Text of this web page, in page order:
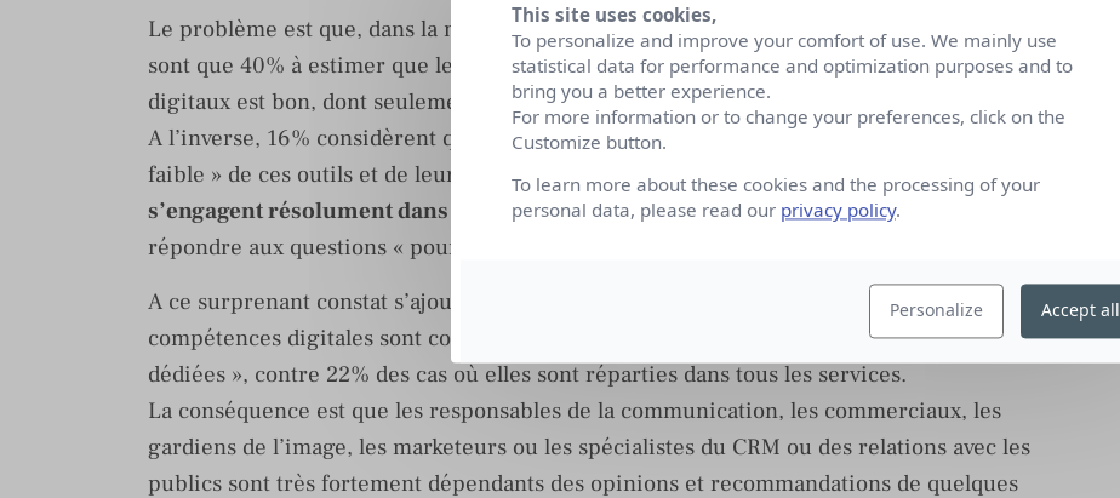
Le problème est que, dans la même étude, les décisionnaires chez les annonceurs ne
sont que 40% à estimer que leur niveau personnel de connaissance et d’usage des outils
digitaux est bon, dont seulement 5% pour l’item « très bon ».
A l’inverse, 16% considèrent qu’ils ont un niveau de connaissance « médiocre » ou « très
faible » de ces outils et de leurs utilisations. En résumé :4 décideurs sur 10 seulement
s’engagent résolument dans la communication numériqueen sachant précisément
répondre aux questions « pourquoi ? » et « comment ? ».
A ce surprenant constat s’ajoute le fait que, chez 78% des annonceurs, « les
compétences digitales sont concentrées autour de quelques personnes et équipes
dédiées », contre 22% des cas où elles sont réparties dans tous les services.
La conséquence est que les responsables de la communication, les commerciaux, les
gardiens de l’image, les marketeurs ou les spécialistes du CRM ou des relations avec les
publics sont très fortement dépendants des opinions et recommandations de quelques
This site uses cookies,
To personalize and improve your comfort of use. We mainly use
statistical data for performance and optimization purposes and to
bring you a better experience.
For more information or to change your preferences, click on the
Customize button.
To learn more about these cookies and the processing of your
personal data, please read our privacy policy.
Personalize Accept all